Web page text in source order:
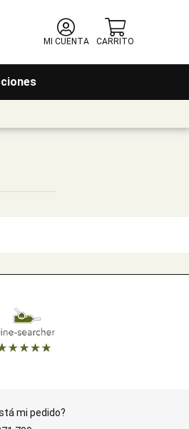
MI CUENTA
CARRITO
mi pedido?